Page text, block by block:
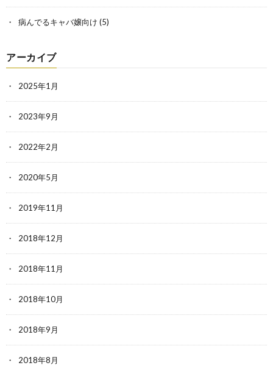
病んでるキャバ嬢向け (5)
アーカイブ
2025年1月
2023年9月
2022年2月
2020年5月
2019年11月
2018年12月
2018年11月
2018年10月
2018年9月
2018年8月